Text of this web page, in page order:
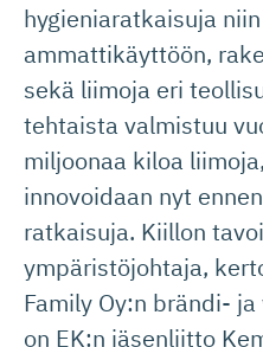
hygieniaratkaisuja
ammattikäyttöön,
sekä liimoja eri
tehtaista valmistuu
miljoonaa kiloa
innovoidaan nyt
ratkaisuja. Kiillon
ympäristöjohtaja,
Family Oy:n brändi-
on EK:n jäsenliitto